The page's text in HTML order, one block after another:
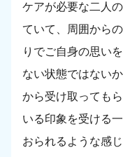
ケアが必要な二人
ていて、周囲から
りでご自身の思い
ない状態ではない
から受け取っても
いる印象を受ける
おられるような感